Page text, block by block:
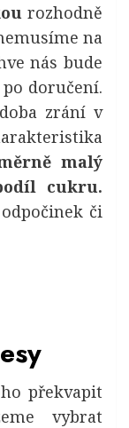
rozhodně
na
nás bude
doručení.
zrání v
malý
cukru.
či
překvapit
vybrat